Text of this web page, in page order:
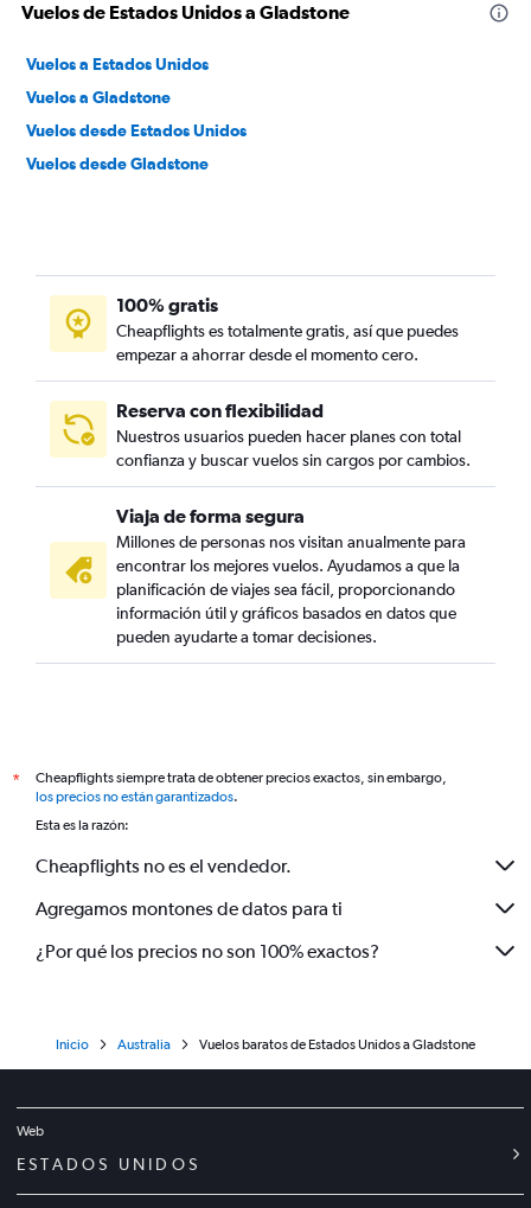
Vuelos de Estados Unidos a Gladstone
Vuelos a Estados Unidos
Vuelos a Gladstone
Vuelos desde Estados Unidos
Vuelos desde Gladstone
100% gratis
Cheapflights es totalmente gratis, así que puedes
empezar a ahorrar desde el momento cero.
Reserva con flexibilidad
Nuestros usuarios pueden hacer planes con total
confianza y buscar vuelos sin cargos por cambios.
Viaja de forma segura
Millones de personas nos visitan anualmente para
encontrar los mejores vuelos. Ayudamos a que la
planificación de viajes sea fácil, proporcionando
información útil y gráficos basados en datos que
pueden ayudarte a tomar decisiones.
*
Cheapflights siempre trata de obtener precios exactos, sin embargo,
los precios no están garantizados.
Esta es la razón:
Cheapflights no es el vendedor.
Agregamos montones de datos para ti
¿Por qué los precios no son 100% exactos?
Inicio Australia Vuelos baratos de Estados Unidos a Gladstone
Web
ESTADOS UNIDOS